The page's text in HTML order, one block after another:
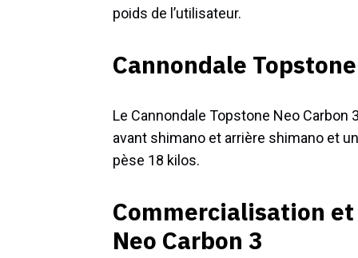
poids de l’utilisateur.
Cannondale
Le Cannondale Topstone Neo
avant shimano et arrière shimano et
pèse 18 kilos.
Commercialisation
Neo Carbon 3